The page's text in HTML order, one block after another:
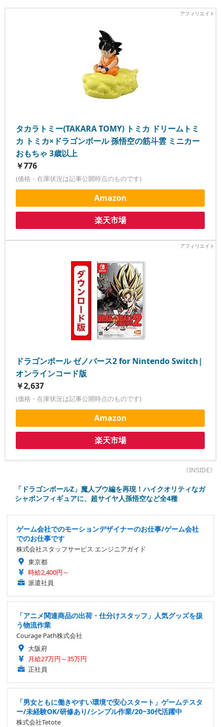
タカラトミー(TAKARA TOMY) トミカ ドリームトミ
カ トミカ×ドラゴンボール 孫悟空の筋斗雲 ミニカー
おもちゃ 3歳以上
￥776
(価格・在庫状況は記事公開時点のものです)
Amazon
楽天市場
ドラゴンボール ゼノバース2 for Nintendo Switch|
オンラインコード版
￥2,637
(価格・在庫状況は記事公開時点のものです)
Amazon
楽天市場
《INSIDE》
「ドラゴンボールZ」魔人ブウ編を再現！ハイクオリティなガ
シャポンフィギュアに、超サイヤ人孫悟空など全4種
ゲーム会社でのモーションデザイナーのお仕事/ゲーム会社
でのお仕事です
株式会社スタッフサービス エンジニアガイド
東京都
時給2,400円～
派遣社員
「アニメ関連商品の出荷・仕分けスタッフ」人気グッズを扱
う物流作業
Courage Path株式会社
大阪府
月給27万円～35万円
正社員
「男女ともに働きやすい環境で安心スタート」ゲームテスタ
ー/未経験OK/研修あり/シンプル作業/20~30代活躍中
株式会社Tetote